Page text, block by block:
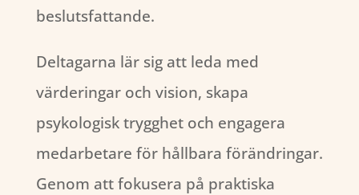
beslutsfattande.
Deltagarna lär sig att leda med
värderingar och vision, skapa
psykologisk trygghet och engagera
medarbetare för hållbara förändringar.
Genom att fokusera på praktiska